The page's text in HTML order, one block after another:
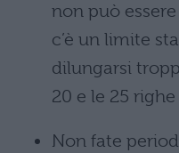
non può
c’è un limite
dilungarsi
20 e le 25
Non fate